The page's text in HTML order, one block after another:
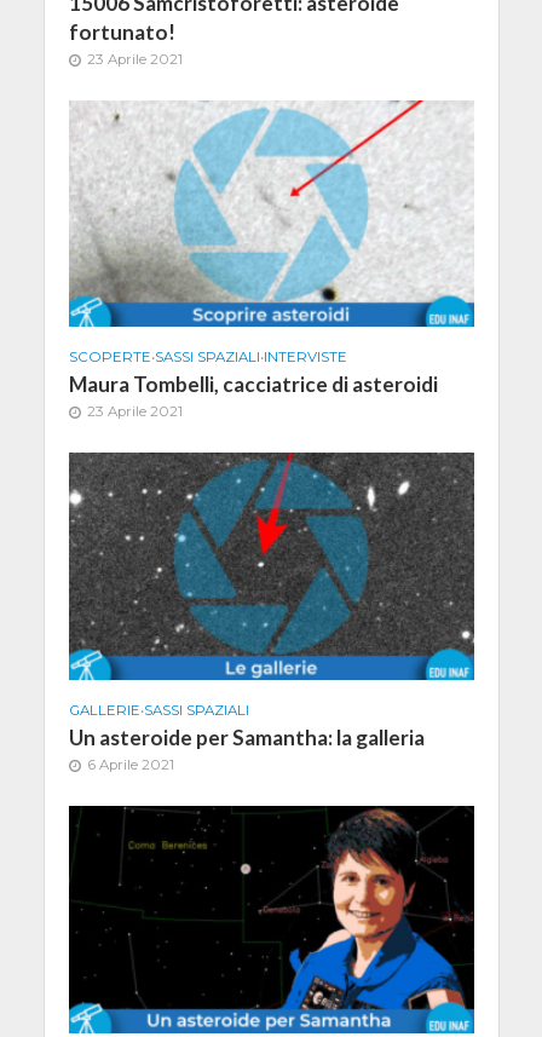
fortunato!
23 Aprile 2021
SCOPERTE•SASSI SPAZIALI•INTERVISTE
Maura Tombelli, cacciatrice di asteroidi
23 Aprile 2021
GALLERIE•SASSI SPAZIALI
Un asteroide per Samantha: la galleria
6 Aprile 2021